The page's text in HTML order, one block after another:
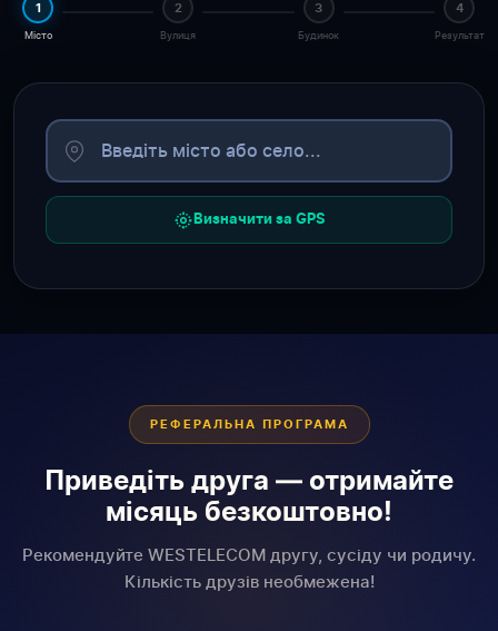
1
Місто
2
Вулиця
3
Будинок
4
Результат
Визначити за GPS
РЕФЕРАЛЬНА ПРОГРАМА
Приведіть друга — отримайте
місяць безкоштовно!
Рекомендуйте WESTELECOM другу, сусіду чи родичу.
Кількість друзів необмежена!